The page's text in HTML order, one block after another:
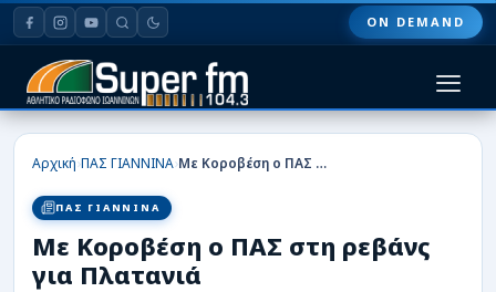
ON DEMAND
HOME
ΠΟΔΟΣΦΑΙΡΟ
Αρχική›ΠΑΣ ΓΙΑΝΝΙΝΑ› Με Κοροβέση ο ΠΑΣ στη ρεβάνς για Πλατανιά
ΠΑΣ ΓΙΑΝΝΙΝΑ
Με Κοροβέση ο ΠΑΣ στη ρεβάνς
για Πλατανιά